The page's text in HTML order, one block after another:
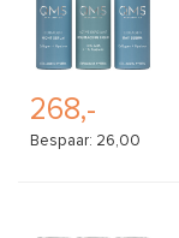
268,-
Bespaar: 26,00